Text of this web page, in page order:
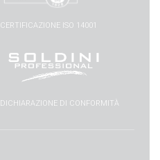
CERTIFICAZIONE ISO 14001
DICHIARAZIONE DI CONFORMITÀ